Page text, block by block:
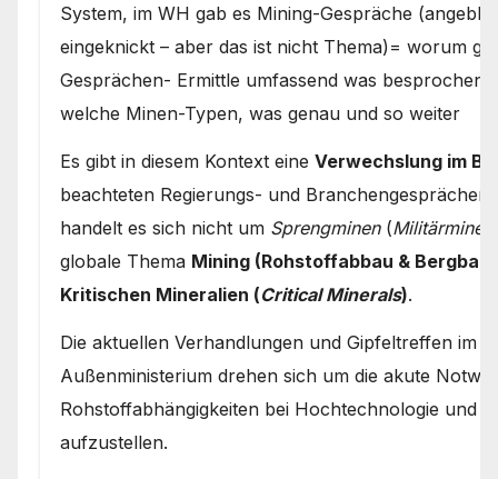
System, im WH gab es Mining-Gespräche
eingeknickt – aber das ist nicht Thema)= worum
Gesprächen- Ermittle umfassend was besprochen
welche Minen-Typen, was genau und so weiter
Es gibt in diesem Kontext eine Verwechslung im
beachteten Regierungs- und Branchengesprächen
handelt es sich nicht um Sprengminen(Militärminen
globale Thema Mining (Rohstoffabbau & Bergbau)
Kritischen Mineralien (Critical Minerals).
Die aktuellen Verhandlungen und Gipfeltreffen im
Außenministerium drehen sich um die akute
Rohstoffabhängigkeiten bei Hochtechnologie und
aufzustellen.